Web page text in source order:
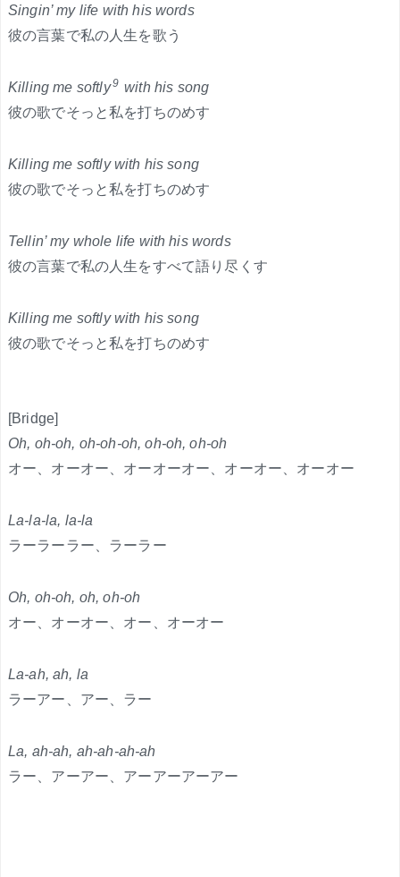
Singin’ my life with his words
彼の言葉で私の人生を歌う
Killing me softly9 with his song
彼の歌でそっと私を打ちのめす
Killing me softly with his song
彼の歌でそっと私を打ちのめす
Tellin’ my whole life with his words
彼の言葉で私の人生をすべて語り尽くす
Killing me softly with his song
彼の歌でそっと私を打ちのめす
[Bridge]
Oh, oh-oh, oh-oh-oh, oh-oh, oh-oh
オー、オーオー、オーオーオー、オーオー、オーオー
La-la-la, la-la
ラーラーラー、ラーラー
Oh, oh-oh, oh, oh-oh
オー、オーオー、オー、オーオー
La-ah, ah, la
ラーアー、アー、ラー
La, ah-ah, ah-ah-ah-ah
ラー、アーアー、アーアーアーアー